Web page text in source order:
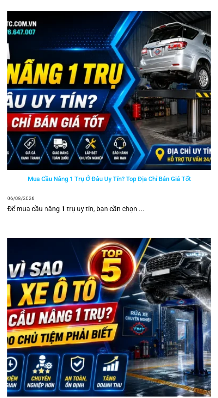
Mua Cầu Nâng 1 Trụ Ở Đâu Uy Tín? Top Địa Chỉ Bán Giá Tốt
06/08/2026
Để mua cầu nâng 1 trụ uy tín, bạn cần chọn ...